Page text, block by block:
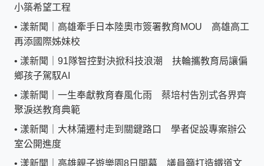
小築希望工程
• 漾新聞｜高雄牽手日本陸奧市簽署教育MOU 高雄高工
再添國際姊妹校
• 漾新聞｜91隊智控對決掀科技浪潮 扶輪攜教育局讓偏
鄉孩子駕馭AI
• 漾新聞｜一生奉獻教育春風化雨 蔡培村告別式各界齊
聚淚送教育典範
• 漾新聞｜大林蒲遷村走到關鍵路口 學者促設專案辦公
室公開進度
• 漾新聞｜高雄親子遊樂園8日開幕 議員籲打造鐵道文